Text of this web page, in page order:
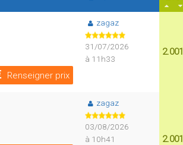
Renseigner prix
zagaz
31/07/2026
à 11h33
2.001
zagaz
03/08/2026
à 10h41
2.001